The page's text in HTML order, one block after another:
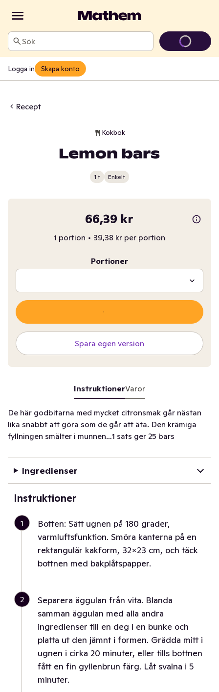
Sök
Logga in Skapa konto
Recept
Kokbok
Lemon bars
1 t Enkelt
66,39 kr
1 portion • 39,38 kr per portion
Portioner
Spara egen version
InstruktionerVaror
De här godbitarna med mycket citronsmak går nästan
lika snabbt att göra som de går att äta. Den krämiga
fyllningen smälter i munnen…1 sats ger 25 bars
Ingredienser
Instruktioner
1
Botten: Sätt ugnen på 180 grader,
varmluftsfunktion. Smöra kanterna på en
rektangulär kakform, 32×23 cm, och täck
bottnen med bakplåtspapper.
2
Separera äggulan från vita. Blanda
samman äggulan med alla andra
ingredienser till en deg i en bunke och
platta ut den jämnt i formen. Grädda mitt i
ugnen i cirka 20 minuter, eller tills bottnen
fått en fin gyllenbrun färg. Låt svalna i 5
minuter.